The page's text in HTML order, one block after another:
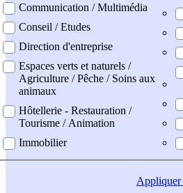
Communication / Multimédia
Conseil / Etudes
Direction d'entreprise
Espaces verts et naturels /
Agriculture / Pêche / Soins aux
animaux
Hôtellerie - Restauration /
Tourisme / Animation
Immobilier
Appliquer